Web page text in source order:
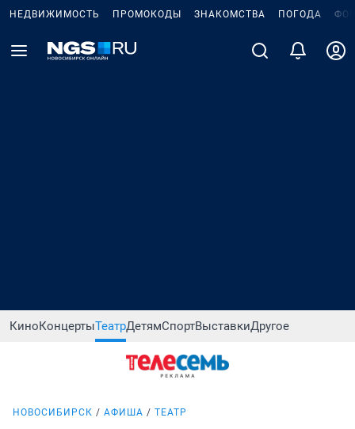
НЕДВИЖИМОСТЬ ПРОМОКОДЫ ЗНАКОМСТВА ПОГОДА
КиноКонцертыТеатрДетямСпортВыставкиДругое
НОВОСИБИРСК АФИША ТЕАТР